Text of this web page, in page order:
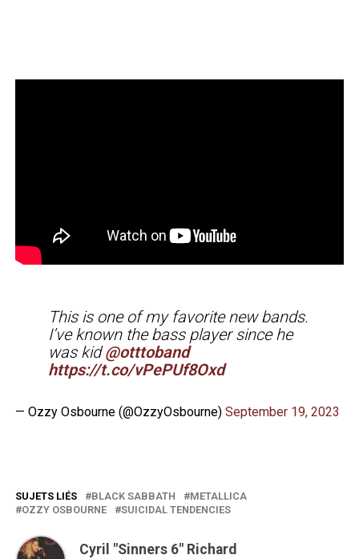
This is one of my favorite new bands.
I’ve known the bass player since he
was kid@otttoband
https://t.co/vPePUf8Oxd
— Ozzy Osbourne (@OzzyOsbourne) September 19, 2023
SUJETS LIÉS BLACK SABBATH
METALLICA
OZZY OSBOURNE
SUICIDAL TENDENCIES
Cyril "Sinners 6" Richard